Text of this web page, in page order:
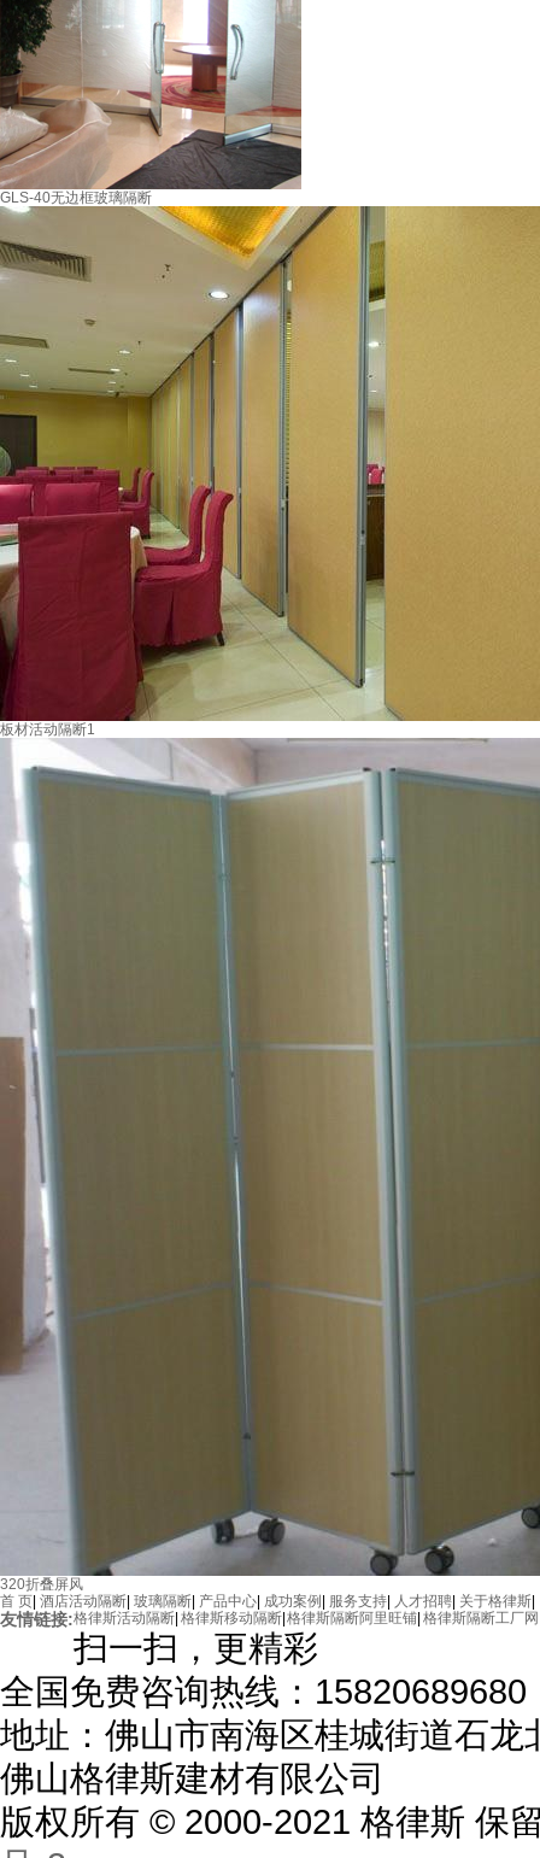
GLS-40无边框玻璃隔断
板材活动隔断1
320折叠屏风
首 页 酒店活动隔断 玻璃隔断 产品中心 成功案例 服务支持 人才招聘 关于格律斯
友情链接:格律斯活动隔断 格律斯移动隔断| 格律斯隔断阿里旺铺 格律斯隔断工厂网
扫一扫，更精彩
全国免费咨询热线：15820689680
地址：佛山市南海区桂城街道石龙
佛山格律斯建材有限公司
版权所有 © 2000-2021 格律斯 保